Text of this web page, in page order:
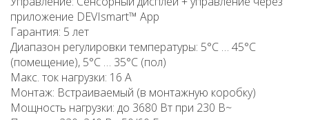
приложение DEVIsmart™ App
Гарантия: 5 лет
Диапазон регулировки температуры: 5°C … 45°C
(помещение), 5°C … 35°C (пол)
Макс. ток нагрузки: 16 A
Монтаж: Встраиваемый (в монтажную коробку)
Мощность нагрузки: до 3680 Вт при 230 В~